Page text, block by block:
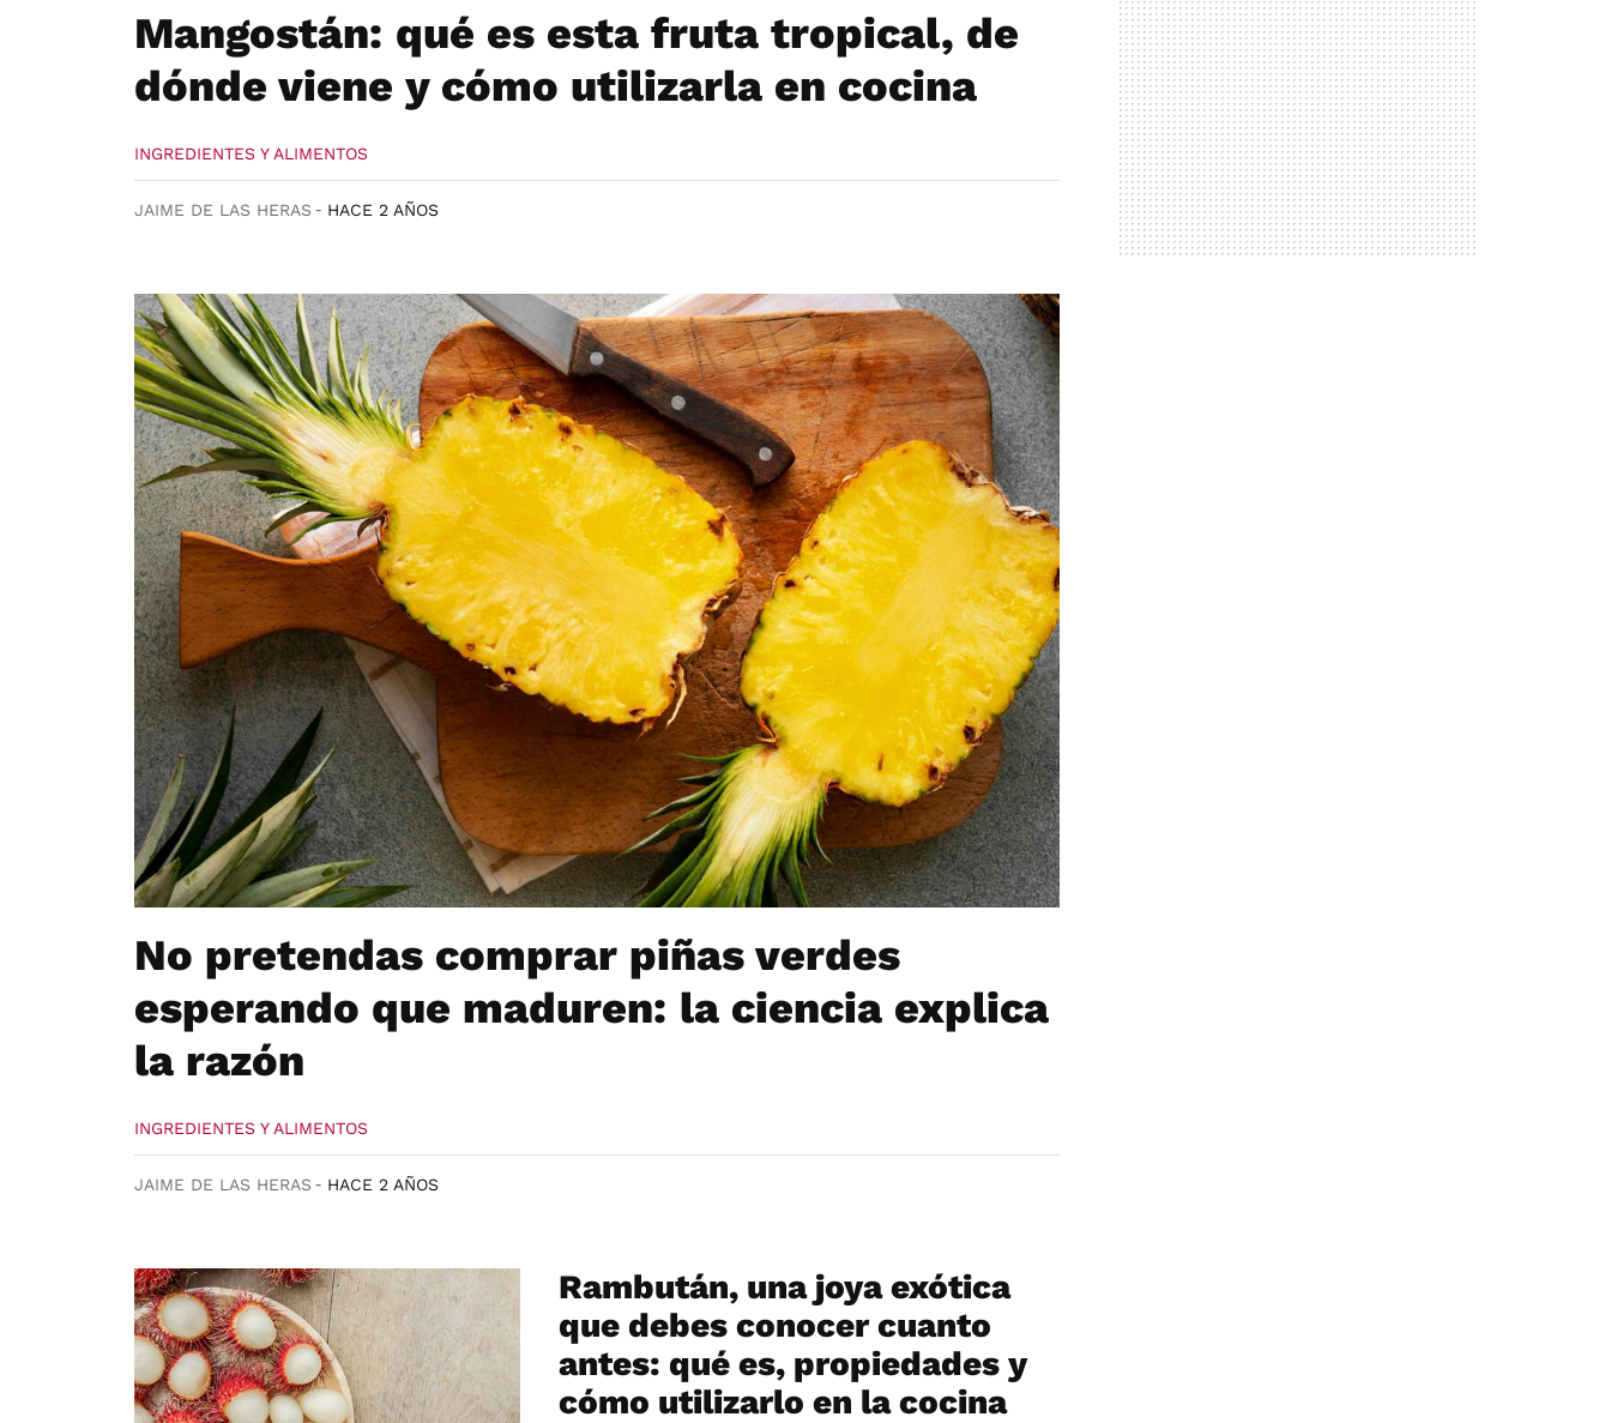
Mangostán: qué es esta fruta tropical, de
dónde viene y cómo utilizarla en cocina
INGREDIENTES Y ALIMENTOS
JAIME DE LAS HERAS HACE 2 AÑOS
No pretendas comprar piñas verdes
esperando que maduren: la ciencia explica
la razón
INGREDIENTES Y ALIMENTOS
JAIME DE LAS HERAS HACE 2 AÑOS
Rambután, una joya exótica
que debes conocer cuanto
antes: qué es, propiedades y
cómo utilizarlo en la cocina